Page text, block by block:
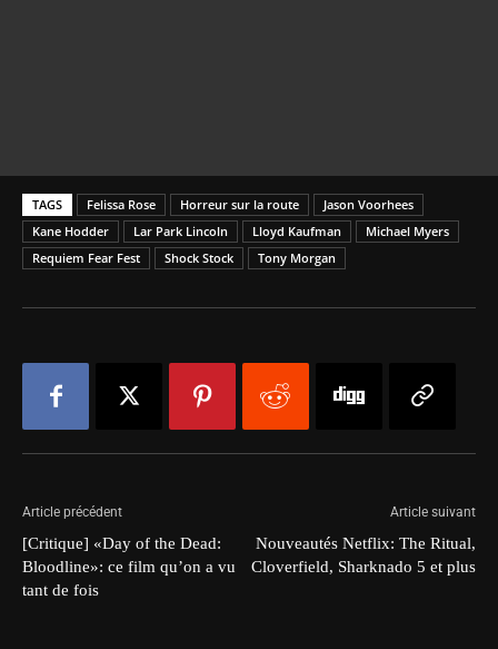
TAGS Felissa Rose Horreur sur la route
Jason Voorhees
Kane Hodder
Lar Park Lincoln Lloyd Kaufman
Michael Myers
Requiem Fear Fest
Shock Stock Tony Morgan
Article précédent
[Critique] «Day of the Dead:
Bloodline»: ce film qu’on a vu
tant de fois
Article suivant
Nouveautés Netflix: The Ritual,
Cloverfield, Sharknado 5 et plus